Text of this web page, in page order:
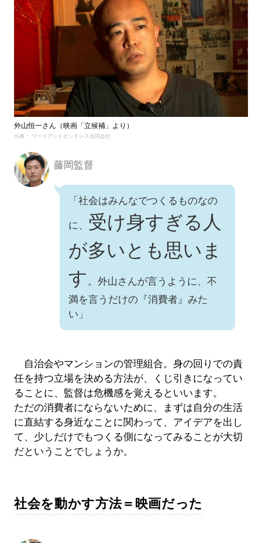
外山恒一さん（映画「立候補」より）
出典： ワードアンドセンテンス合同会社
藤岡監督
「社会はみんなでつくるものなの
に、
受け身すぎる人
が多いとも思いま
す 。外山さんが言うように、不
満を言うだけの『消費者』みた
い」
自治会やマンションの管理組合。身の回りでの責
任を持つ立場を決める方法が、くじ引きになってい
ることに、監督は危機感を覚えるといいます。
ただの消費者にならないために、まずは自分の生活
に直結する身近なことに関わって、アイデアを出し
て、少しだけでもつくる側になってみることが大切
だということでしょうか。
社会を動かす方法＝映画だった